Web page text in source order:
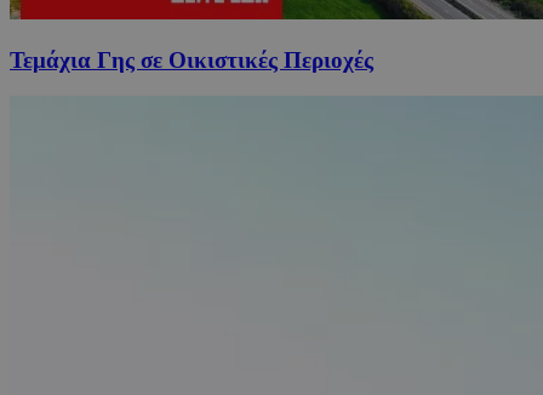
Τεμάχια Γης σε Οικιστικές Περιοχές